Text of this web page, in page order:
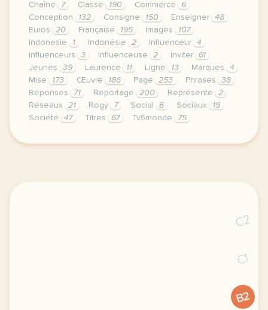
Chaîne
7 Classe 190 Commerce
6
Conception
132 Consigne 150 Enseigner
48
Euros
20 Française 195 Images
107
Indonesie
1 Indonésie 2 Influenceur
4
Influenceurs
3 Influenceuse 2 Inviter
61
Jeunes
39 Laurence 11 Ligne 13 Marques
4
Mise
173 Œuvre 186 Page 253 Phrases
38
Réponses
71 Reportage 200 Représente
2
Réseaux
21 Rogy 7 Social 6 Sociaux
19
Société
47 Titres 67 Tv5monde 75
le respect de votre vie privee est une priorite
C2
C1
B2